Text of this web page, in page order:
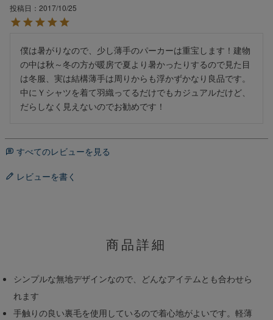
投稿日 2017/10/25
僕は暑がりなので、少し薄手のパーカーは重宝します！建物
の中は秋～冬の方が暖房で夏より暑かったりするので見た目
は冬服、実は結構薄手は周りからも浮かずかなり良品です。
中にＹシャツを着て羽織ってるだけでもカジュアルだけど、
だらしなく見えないのでお勧めです！
すべてのレビューを見る
レビューを書く
商品詳細
シンプルな無地デザインなので、どんなアイテムとも合わせら
れます
手触りの良い裏毛を使用しているので着心地がよいです。軽薄